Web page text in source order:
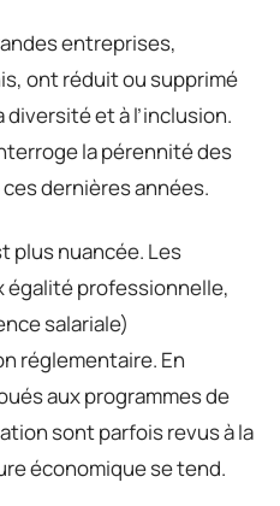
entreprises,
ont réduit ou supprimé
et à l’inclusion.
la pérennité des
dernières années.
plus nuancée. Les
égalité professionnelle,
salariale)
réglementaire. En
aux programmes de
sont parfois revus à la
économique se tend.